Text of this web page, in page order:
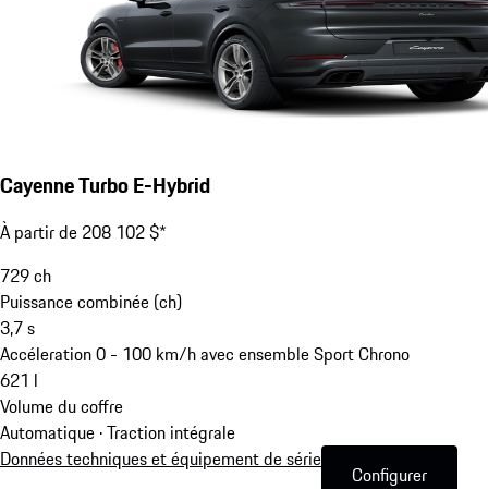
Cayenne Turbo E-Hybrid
À partir de 208 102 $*
729ch
Puissance combinée (ch)
3,7s
Accéleration 0 - 100 km/h avec ensemble Sport Chrono
621 l
Volume du coffre
Automatique · Traction intégrale
Données techniques et équipement de série
Configurer